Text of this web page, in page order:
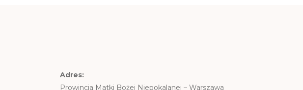
Adres:
Prowincja Matki Bożej Niepokalanej – Warszawa